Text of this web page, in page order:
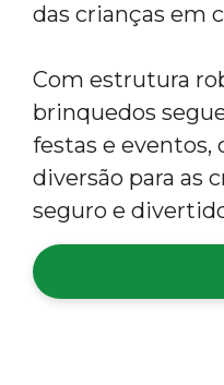
das crianças em
Com estrutura
brinquedos
festas e eventos,
diversão para as
seguro e